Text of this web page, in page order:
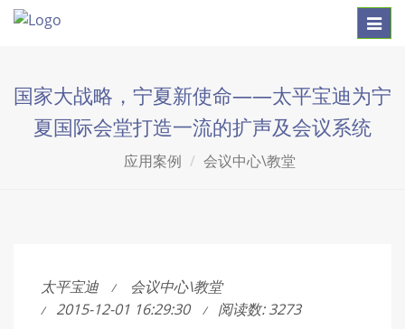
国家大战略，宁夏新使命——太平宝迪为宁
夏国际会堂打造一流的扩声及会议系统
应用案例 会议中心\教堂
太平宝迪
会议中心\教堂
2015-12-01 16:29:30
阅读数: 3273